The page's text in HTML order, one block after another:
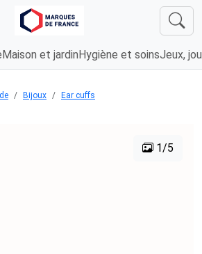
Maison et jardin Hygiène et soinsJeux,
Bijoux Ear cuffs
1/5